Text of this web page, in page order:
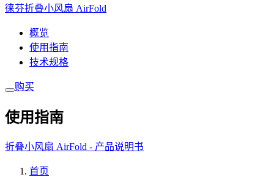
徕芬折叠小风扇 AirFold
概览
使用指南
技术规格
购买
使用指南
折叠小风扇 AirFold - 产品说明书
首页